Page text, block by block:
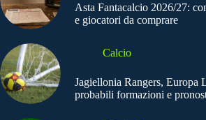
Asta Fantacalcio 2026/27:
e giocatori da comprare
Calcio
Jagiellonia Rangers, Europa
probabili formazioni e